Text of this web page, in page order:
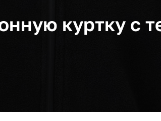
куртку с